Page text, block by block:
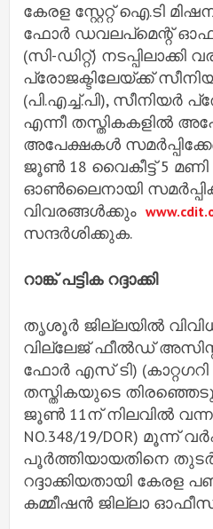
കേരള സ്റ്റേറ്റ് ഐ.ടി
ഫോര്‍ ഡവലപ്മെന്റ് ഓഫ്
(സി-ഡിറ്റ്) നടപ്പിലാക്കി
പ്രോജക്ടിലേയ്ക്ക്
(പി.എച്ച്.പി), സീനിയര്‍
എന്നീ തസ്തികകളില്‍
അപേക്ഷകള്‍
ജൂണ്‍ 18 വൈകീട്ട് 5
ഓണ്‍ലൈനായി
വിവരങ്ങള്‍ക്കും
സന്ദര്‍ശിക്കുക.
റാങ്ക് പട്ടിക റദ്ദാക്കി
തൃശൂര്‍ ജില്ലയില്‍
വില്ലേജ് ഫീല്‍ഡ്
ഫോര്‍ എസ് ടി) (കാറ്റഗറി
തസ്തികയുടെ
ജൂണ്‍ 11ന് നിലവില്‍ വന്ന
NO.348/19/DOR) മൂന്ന്
പൂര്‍ത്തിയായതിനെ
റദ്ദാക്കിയതായി
കമ്മീഷന്‍ ജില്ലാ